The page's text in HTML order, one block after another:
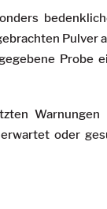
Pulver
Probe
oder